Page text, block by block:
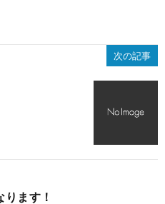
次の記事
ます！